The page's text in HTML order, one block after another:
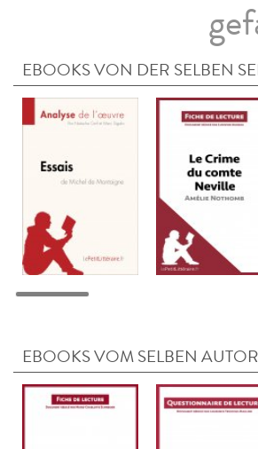
EBOOKS VON DER SELBEN
EBOOKS VOM SELBEN AUTOR